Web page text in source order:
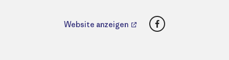
Website anzeigen Facebook